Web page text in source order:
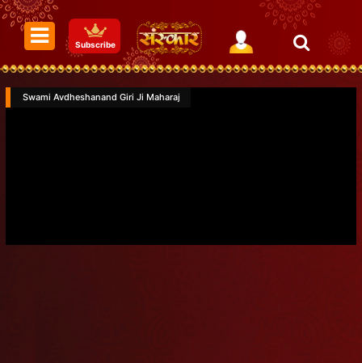
Subscribe
Swami Avdheshanand Giri Ji Maharaj